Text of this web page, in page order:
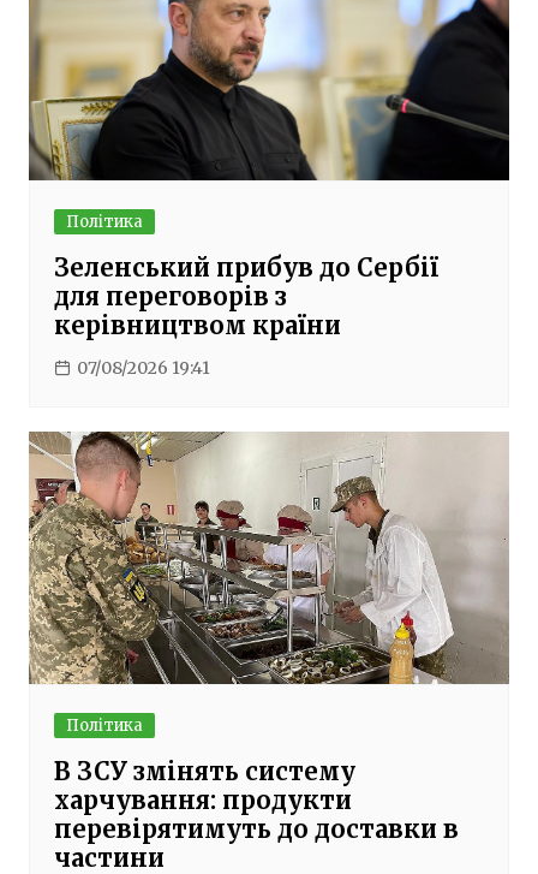
Політика
Зеленський прибув до Сербії
для переговорів з
керівництвом країни
07/08/2026 19:41
Політика
В ЗСУ змінять систему
харчування: продукти
перевірятимуть до доставки в
частини